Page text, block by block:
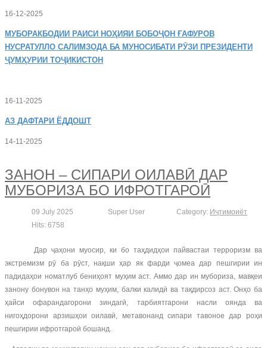
16-12-2025
МУБОРАКБОДИИ РАИСИ НОҲИЯИ БОБОҶОН ҒАФУРОВ
НУСРАТУЛЛО САЛИМЗОДА БА МУНОСИБАТИ РӮЗИ ПРЕЗИДЕНТИ
ҶУМҲУРИИ ТОҶИКИСТОН
16-11-2025
АЗ ДАФТАРИ ЁДДОШТ
14-11-2025
ЗАНОН – СИПАРИ ОИЛАВӢ ДАР
МУБОРИЗА БО ИФРОТГАРОӢ
09 July 2025 Super User Category: Иҷтимоиёт
Hits: 6758
Дар ҷаҳони муосир, ки бо таҳдидҳои пайвастаи терроризм ва
экстремизм рӯ ба рӯст, нақши ҳар як фарди ҷомеа дар пешгирии ин
падидаҳои номатлуб бениҳоят муҳим аст. Аммо дар ин мубориза, мавқеи
занону бонувон на танҳо муҳим, балки калидӣ ва тақдирсоз аст. Онҳо ба
ҳайси офарандагорони зиндагӣ, тарбиятгарони насли оянда ва
нигоҳдорони арзишҳои оилавӣ, метавонанд сипари тавоное дар роҳи
пешгирии ифротгароӣ бошанд.